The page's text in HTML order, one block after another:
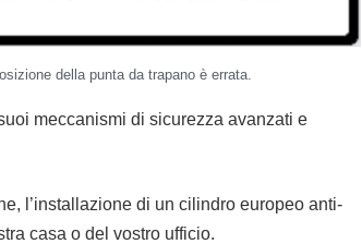
della punta da trapano è errata.
meccanismi di sicurezza avanzati e
l’installazione di un cilindro europeo anti-
casa o del vostro ufficio.